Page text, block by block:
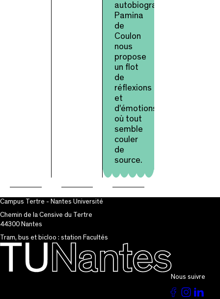
autobiographiques,
Pamina
de
Coulon
nous
propose
un flot
de
réflexions
et
d'émotions
où tout
semble
couler
de
source.
Campus Tertre - Nantes Université
Chemin de la Censive du Tertre
44300 Nantes
Tram, bus et bicloo : station Facultés
Nous suivre
VoirVoir